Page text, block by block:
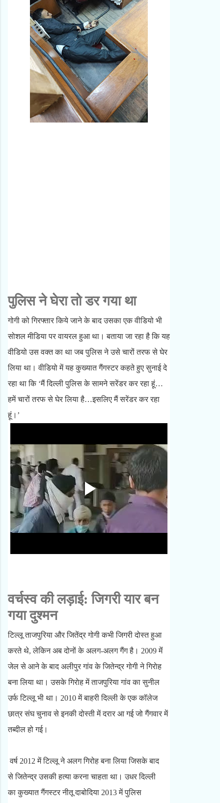
पुलिस ने घेरा तो डर गया था
गोगी को गिरफ्तार किये जाने के बाद उसका एक वीडियो भी
सोशल मीडिया पर वायरल हुआ था। बताया जा रहा है कि यह
वीडियो उस वक्त का था जब पुलिस ने उसे चारों तरफ से घेर
लिया था। वीडियो में यह कुख्यात गैंगस्टर कहते हुए सुनाई दे
रहा था कि ‘मैं दिल्ली पुलिस के सामने सरेंडर कर रहा हूं…
हमें चारों तरफ से घेर लिया है…इसलिए मैं सरेंडर कर रहा
हूं।’
वर्चस्व की लड़ाई: जिगरी यार बन
गया दुश्मन
टिल्लू ताजपुरिया और जितेंद्र गोगी कभी जिगरी दोस्त हुआ
करते थे, लेकिन अब दोनों के अलग-अलग गैंग है। 2009 मेंं
जेल से आने के बाद अलीपुर गांव के जितेन्द्र गोगी ने गिराेह
बना लिया था। उसके गिराेह में ताजपुरिया गांव का सुनील
उर्फ टिल्लू भी था। 2010 में बाहरी दिल्ली के एक कॉलेज
छात्र संघ चुनाव से इनकी दोस्ती में दरार आ गई जो गैंगवार में
तब्दील हो गई।
वर्ष 2012 में टिल्लू ने अलग गिरोह बना लिया जिसके बाद
से जितेन्द्र उसकी हत्या करना चाहता था। उधर दिल्ली
का कुख्यात गैंगस्टर नीतू दाबोदिया 2013 में पुलिस